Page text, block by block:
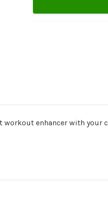
enhancer with your